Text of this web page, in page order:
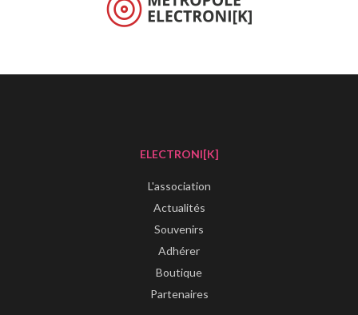
ELECTRONI[K]
L'association
Actualités
Souvenirs
Adhérer
Boutique
Partenaires